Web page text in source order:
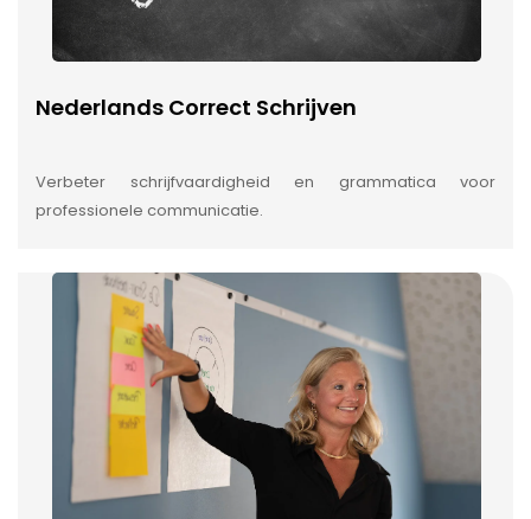
Nederlands Correct Schrijven
Verbeter schrijfvaardigheid en grammatica voor
professionele communicatie.